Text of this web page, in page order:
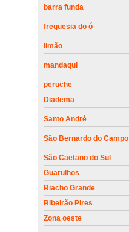
barra funda
freguesia do ó
limão
mandaqui
peruche
Diadema
Santo André
São Bernardo do Campo
São Caetano do Sul
Guarulhos
Riacho Grande
Ribeirão Pires
Zona oeste